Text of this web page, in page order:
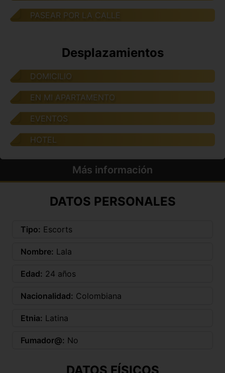
PASEAR POR LA CALLE
Desplazamientos
DOMICILIO
EN MI APARTAMENTO
EVENTOS
HOTEL
Más información
DATOS PERSONALES
Tipo: Escorts
Nombre: Lala
Edad: 24 años
Nacionalidad: Colombiana
Etnia: Latina
Fumador@: No